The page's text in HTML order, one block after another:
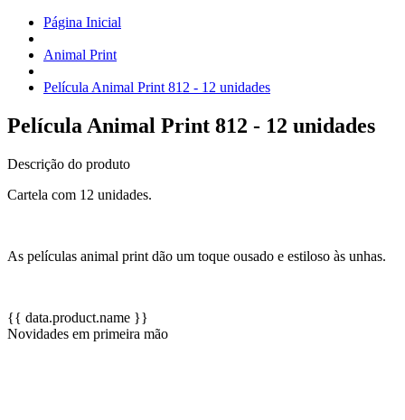
Página Inicial
Animal Print
Película Animal Print 812 - 12 unidades
Película Animal Print 812 - 12 unidades
Descrição do produto
Cartela com 12 unidades.
As películas animal print dão um toque ousado e estiloso às unhas.
{{ data.product.name }}
Novidades em primeira mão